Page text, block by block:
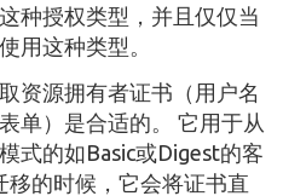
种授权类型，并且仅仅当
用这种类型。
资源拥有者证书（用户名
单）是合适的。 它用于从
式的如Basic或Digest的客
移的时候，它会将证书直